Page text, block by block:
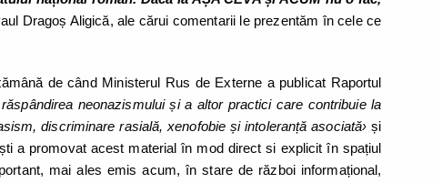
Dragoș Aligică, ale cărui comentarii le prezentăm în cele ce
de când Ministerul Rus de Externe a publicat Raportul
neonazismului și a altor practici care contribuie la
discriminare rasială, xenofobie și intoleranță asociată› și
a promovat acest material în mod direct si explicit în spațiul
mai ales emis acum, în stare de război informațional,